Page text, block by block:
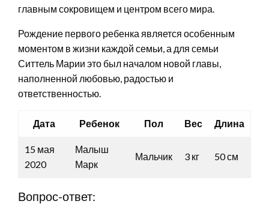
главным сокровищем и центром всего мира.
Рождение первого ребенка является особенным
моментом в жизни каждой семьи, а для семьи
Ситтель Марии это был началом новой главы,
наполненной любовью, радостью и
ответственностью.
Дата Ребенок Пол Вес Длина
15 мая
2020
Малыш
Марк
Мальчик 3 кг 50 см
Вопрос-ответ: